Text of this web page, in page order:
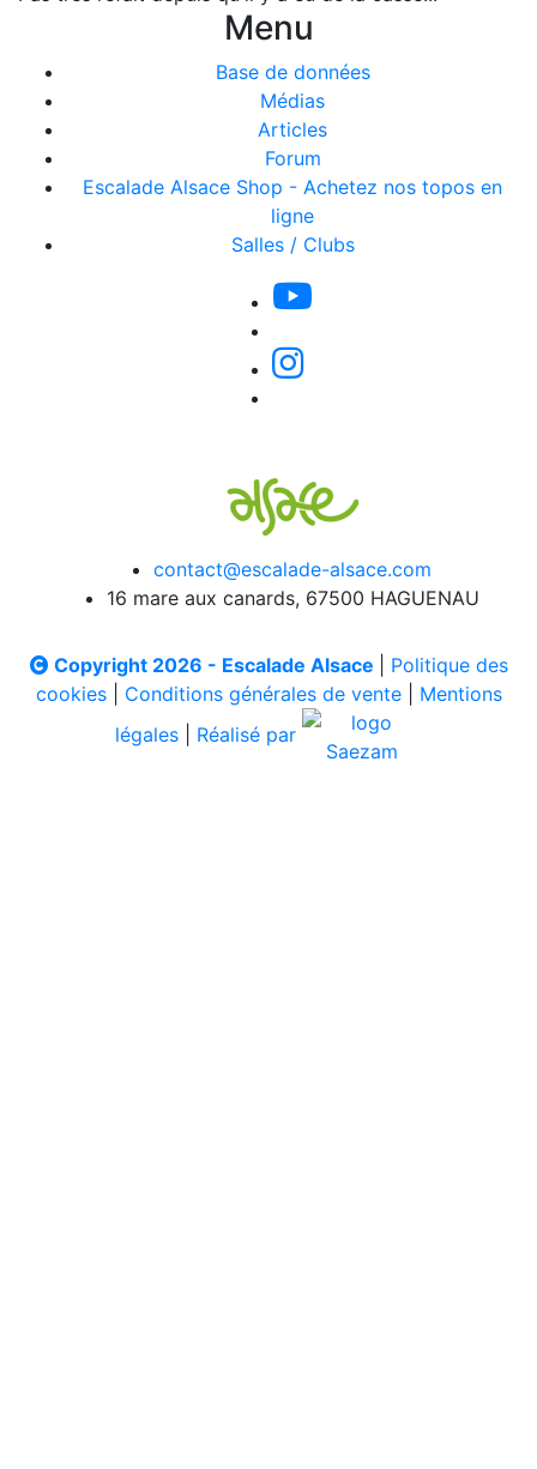
Menu
Base de données
Médias
Articles
Forum
Escalade Alsace Shop - Achetez nos topos en
ligne
Salles / Clubs
contact@escalade-alsace.com
16 mare aux canards, 67500 HAGUENAU
Copyright 2026 - Escalade Alsace
Politique des
cookies| Conditions générales de vente| Mentions
légales
Réalisé par